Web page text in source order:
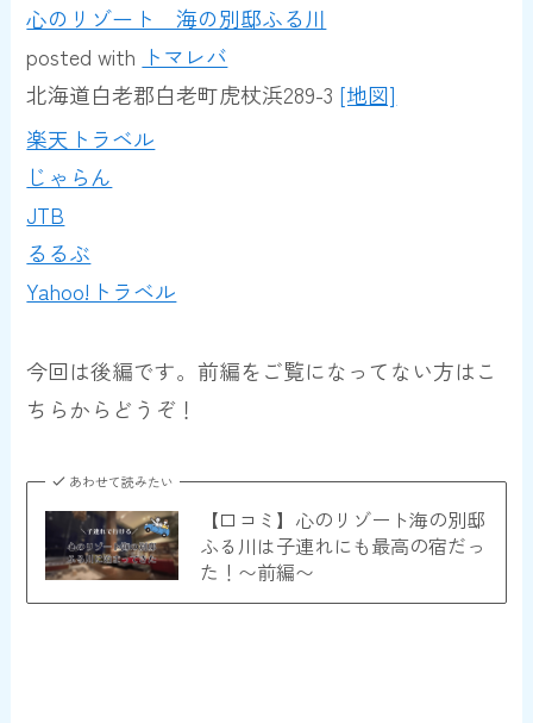
心のリゾート 海の別邸ふる川
posted with トマレバ
北海道白老郡白老町虎杖浜289-3 [地図]
楽天トラベル
じゃらん
JTB
るるぶ
Yahoo!トラベル
今回は後編です。前編をご覧になってない方はこ
ちらからどうぞ！
あわせて読みたい
【口コミ】心のリゾート海の別邸
ふる川は子連れにも最高の宿だっ
た！〜前編〜